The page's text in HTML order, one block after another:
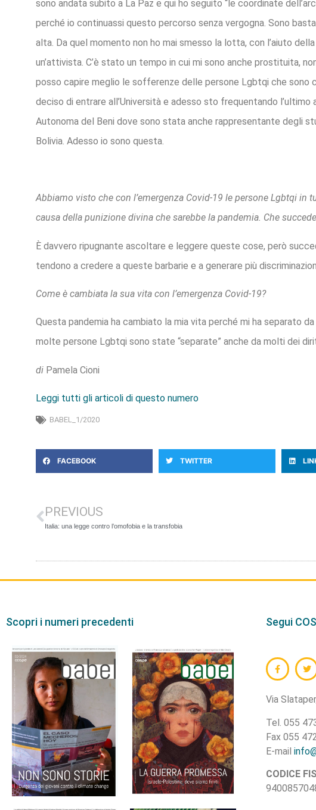
sono andata subito a La Paz e qui ho seguito “le coordinate
perché io continuassi questo percorso senza vergogna. Sono
alta. Da quel momento non ho mai smesso la lotta, con l’aiuto
un’attivista. C’è stato un tempo in cui mi sono anche prostituita,
posso capire meglio le sofferenze delle persone Lgbtqi che sono
deciso di entrare all’Università e adesso sto frequentando
Autonoma del Beni dove sono stata anche rappresentante degli
Bolivia. Adesso io sono questa.
Abbiamo visto che con l’emergenza Covid-19 le persone Lgbtqi
causa della punizione divina che sarebbe la pandemia. Che
È davvero ripugnante ascoltare e leggere queste cose, però
tendono a credere a queste barbarie e a generare più
Come è cambiata la sua vita con l’emergenza Covid-19?
Questa pandemia ha cambiato la mia vita perché mi ha separato
molte persone Lgbtqi sono state “separate” anche da molti dei
di Pamela Cioni
Leggi tutti gli articoli di questo numero
BABEL_1/2020
FACEBOOK TWITTER
PREVIOUS
Italia: una legge contro l’omofobia e la transfobia
Scopri i numeri precedenti Segui
Via
Tel. 055
Fax 055
E-mail
CODICE